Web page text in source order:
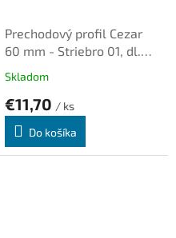
Prechodový profil Cezar
60 mm - Striebro 01, dl.
Skladom
€11,70 / ks
Do košíka